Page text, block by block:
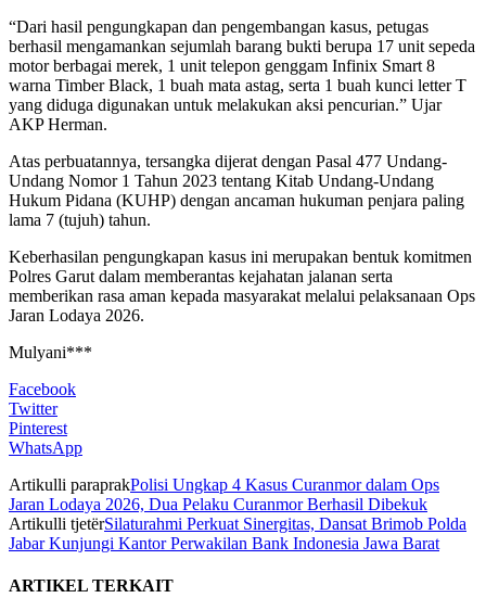
“Dari hasil pengungkapan dan pengembangan kasus, petugas
berhasil mengamankan sejumlah barang bukti berupa 17 unit sepeda
motor berbagai merek, 1 unit telepon genggam Infinix Smart 8
warna Timber Black, 1 buah mata astag, serta 1 buah kunci letter T
yang diduga digunakan untuk melakukan aksi pencurian.” Ujar
AKP Herman.
Atas perbuatannya, tersangka dijerat dengan Pasal 477 Undang-
Undang Nomor 1 Tahun 2023 tentang Kitab Undang-Undang
Hukum Pidana (KUHP) dengan ancaman hukuman penjara paling
lama 7 (tujuh) tahun.
Keberhasilan pengungkapan kasus ini merupakan bentuk komitmen
Polres Garut dalam memberantas kejahatan jalanan serta
memberikan rasa aman kepada masyarakat melalui pelaksanaan Ops
Jaran Lodaya 2026.
Mulyani***
Facebook
Twitter
Pinterest
WhatsApp
Artikulli paraprakPolisi Ungkap 4 Kasus Curanmor dalam Ops
Jaran Lodaya 2026, Dua Pelaku Curanmor Berhasil Dibekuk
Artikulli tjetërSilaturahmi Perkuat Sinergitas, Dansat Brimob Polda
Jabar Kunjungi Kantor Perwakilan Bank Indonesia Jawa Barat
ARTIKEL TERKAIT